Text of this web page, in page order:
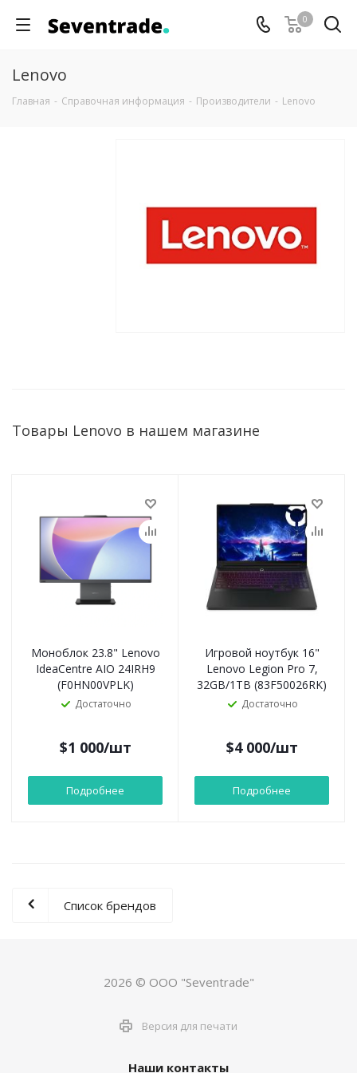
0
Lenovo
Главная - Справочная информация - Производители - Lenovo
Товары Lenovo в нашем магазине
Моноблок 23.8" Lenovo
IdeaCentre AIO 24IRH9
(F0HN00VPLK)
Достаточно
$1 000/шт
Подробнее
Игровой ноутбук 16"
Lenovo Legion Pro 7,
32GB/1TB (83F50026RK)
Достаточно
$4 000/шт
Подробнее
Список брендов
2026 © ООО "Seventrade"
Версия для печати
Наши контакты